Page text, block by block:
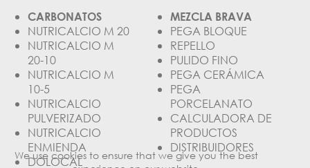
We use cookies to ensure that we give you the best
CARBONATOS
NUTRICALCIO M 20
NUTRICALCIO M
20-10
NUTRICALCIO M
10-5
NUTRICALCIO
PULVERIZADO
NUTRICALCIO
ENMIENDA
DOLOCAL
MEZCLA BRAVA
PEGA BLOQUE
REPELLO
PULIDO FINO
PEGA CERÁMICA
PEGA
PORCELANATO
CALCULADORA DE
PRODUCTOS
DISTRIBUIDORES